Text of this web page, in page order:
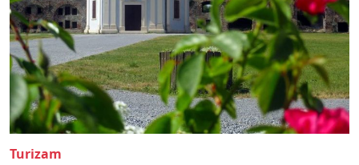
Turizam